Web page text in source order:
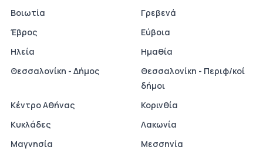
Βοιωτία
Γρεβενά
Έβρος
Εύβοια
Ηλεία
Ημαθία
Θεσσαλονίκη - Δήμος
Θεσσαλονίκη - Περιφ/κοί
δήμοι
Κέντρο Αθήνας
Κορινθία
Κυκλάδες
Λακωνία
Μαγνησία
Μεσσηνία